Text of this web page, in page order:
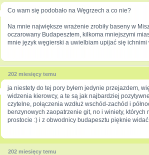
Co wam się podobało na Węgrzech a co nie?
Na mnie największe wrażenie zrobiły baseny w
oczarowany Budapesztem, kilkoma mniejszymi
mnie język węgierski a uwielbiam upijać się ichnimi
202 miesięcy temu
ja niestety do tej pory byłem jedynie przejazdem,
widzenia kierowcy, a te są jak najbardziej
czytelne, połączenia wzdłuż wschód-zachód i
benzynowych zaopatrzenie git, no i winiety,
prostocie :) i z obwodnicy budapesztu pięknie
202 miesięcy temu